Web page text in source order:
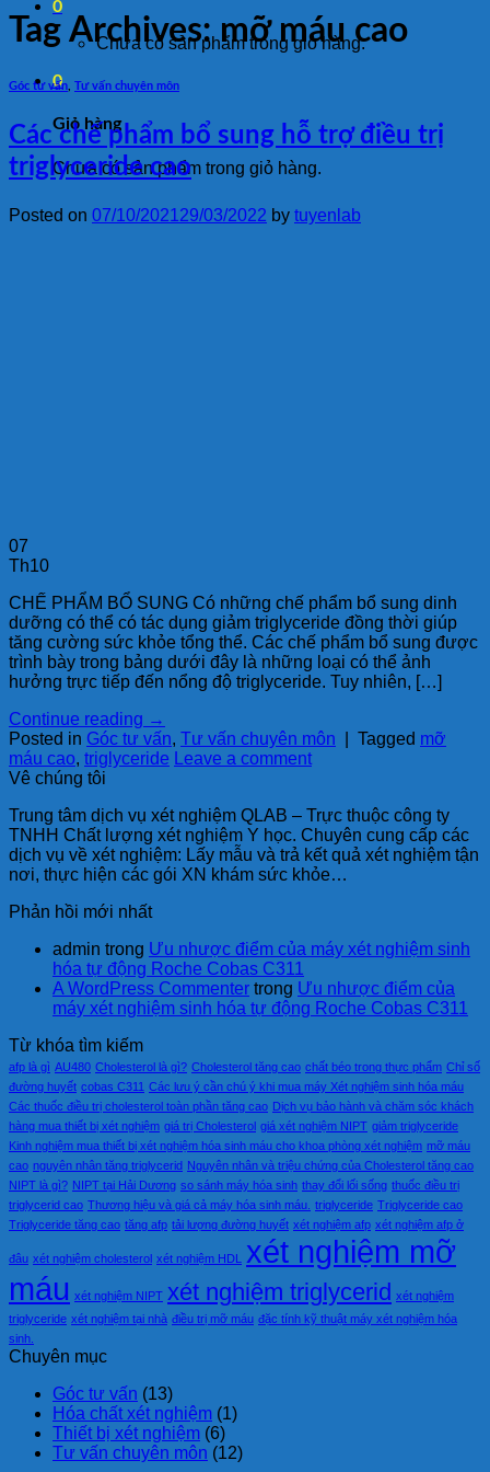
0
Chưa có sản phẩm trong giỏ hàng.
0
Giỏ hàng
Chưa có sản phẩm trong giỏ hàng.
Tag Archives:mỡ máu cao
Góc tư vấn, Tư vấn chuyên môn
Các chế phẩm bổ sung hỗ trợ điều trị
triglyceride cao
Posted on 07/10/202129/03/2022 by tuyenlab
07
Th10
CHẾ PHẨM BỔ SUNG Có những chế phẩm bổ sung dinh
dưỡng có thể có tác dụng giảm triglyceride đồng thời giúp
tăng cường sức khỏe tổng thể. Các chế phẩm bổ sung được
trình bày trong bảng dưới đây là những loại có thể ảnh
hưởng trực tiếp đến nổng độ triglyceride. Tuy nhiên, […]
Continue reading →
Posted in Góc tư vấn, Tư vấn chuyên môn Tagged mỡ
máu cao, triglyceride Leave a comment
Vê chúng tôi
Trung tâm dịch vụ xét nghiệm QLAB – Trực thuộc công ty
TNHH Chất lượng xét nghiệm Y học. Chuyên cung cấp các
dịch vụ về xét nghiệm: Lấy mẫu và trả kết quả xét nghiệm tận
nơi, thực hiện các gói XN khám sức khỏe…
Phản hồi mới nhất
admin trong Ưu nhược điểm của máy xét nghiệm sinh
hóa tự động Roche Cobas C311
A WordPress Commenter trong Ưu nhược điểm của
máy xét nghiệm sinh hóa tự động Roche Cobas C311
Từ khóa tìm kiếm
afp là gì AU480 Cholesterol là gì? Cholesterol tăng cao chất béo trong thực phẩm Chỉ số
đường huyết cobas C311 Các lưu ý cần chú ý khi mua máy Xét nghiệm sinh hóa máu
Các thuốc điều trị cholesterol toàn phần tăng cao Dịch vụ bảo hành và chăm sóc khách
hàng mua thiết bị xét nghiệm giá trị Cholesterol giá xét nghiệm NIPT giảm triglyceride
Kinh nghiệm mua thiết bị xét nghiệm hóa sinh máu cho khoa phòng xét nghiệm mỡ máu
cao nguyên nhân tăng triglycerid Nguyên nhân và triệu chứng của Cholesterol tăng cao
NIPT là gì? NIPT tại Hải Dương so sánh máy hóa sinh thay đổi lối sống thuốc điều trị
triglycerid cao Thương hiệu và giá cả máy hóa sinh máu. triglyceride Triglyceride cao
Triglyceride tăng cao tăng afp tải lượng đường huyết xét nghiệm afp xét nghiệm afp ở
đâu xét nghiệm cholesterol xét nghiệm HDL
xét nghiệm mỡ
máu xét nghiệm NIPT xét nghiệm triglycerid xét nghiệm
triglyceride xét nghiệm tại nhà điều trị mỡ máu đặc tính kỹ thuật máy xét nghiệm hóa
sinh.
Chuyên mục
Góc tư vấn (13)
Hóa chất xét nghiệm (1)
Thiết bị xét nghiệm (6)
Tư vấn chuyên môn (12)